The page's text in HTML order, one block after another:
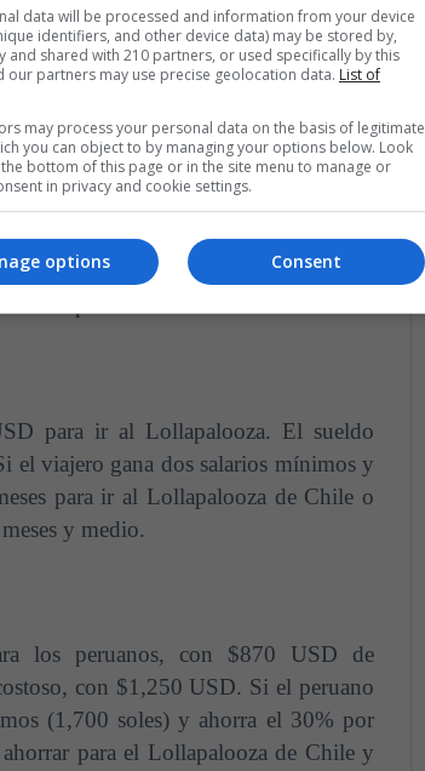
USD, aunque para ir a Argentina
Si el viajero ganara dos sueldos
pesos chilenos o $261 USD por mes.
el chileno tardaría un poco más de
para ir a Buenos Aires.
para ir al Lollapalooza. El sueldo
el viajero gana dos salarios mínimos y
para ir al Lollapalooza de Chile o
y medio.
los peruanos, con $870 USD de
con $1,250 USD. Si el peruano
(1,700 soles) y ahorra el 30% por
para el Lollapalooza de Chile y
data will be processed and information from your device
identifiers, and other device data) may be stored by,
and shared with 210 partners, or used specifically by this
our partners may use precise geolocation data. List of
may process your personal data on the basis of legitimate
you can object to by managing your options below. Look
bottom of this page or in the site menu to manage or
in privacy and cookie settings.
Consent
options